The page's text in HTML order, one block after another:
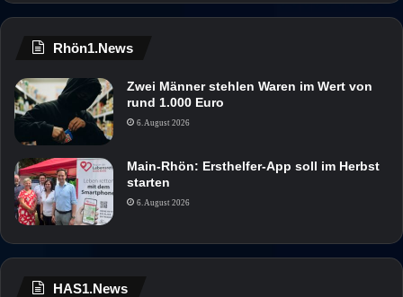
Rhön1.News
Zwei Männer stehlen Waren im Wert von
rund 1.000 Euro
6. August 2026
Main-Rhön: Ersthelfer-App soll im Herbst
starten
6. August 2026
HAS1.News